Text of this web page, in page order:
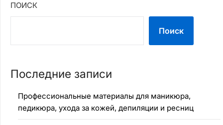
ПОИСК
Поиск
Последние записи
Профессиональные материалы для маникюра,
педикюра, ухода за кожей, депиляции и ресниц